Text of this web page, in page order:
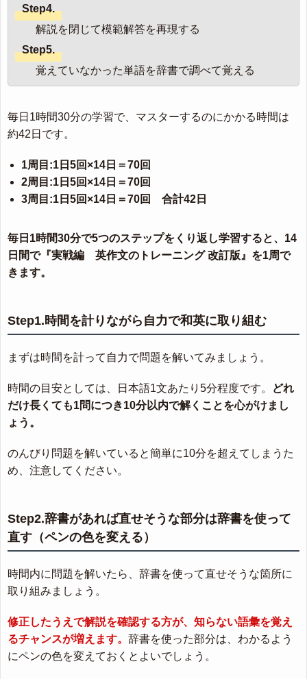
Step4.
解説を閉じて模範解答を再現する
Step5.
覚えていなかった単語を辞書で調べて覚える
毎日1時間30分の学習で、マスターするのにかかる時間は
約42日です。
1周目:1日5回×14日＝70回
2周目:1日5回×14日＝70回
3周目:1日5回×14日＝70回 合計42日
毎日1時間30分で5つのステップをくり返し学習すると、14
日間で『実戦編 英作文のトレーニング 改訂版』を1周で
きます。
Step1.時間を計りながら自力で和英に取り組む
まずは時間を計って自力で問題を解いてみましょう。
時間の目安としては、日本語1文あたり5分程度です。
どれ
だけ長くても1問につき10分以内で解くことを心がけまし
ょう。
のんびり問題を解いていると簡単に10分を超えてしまうた
め、注意してください。
Step2.辞書があれば直せそうな部分は辞書を使って
直す（ペンの色を変える）
時間内に問題を解いたら、辞書を使って直せそうな箇所に
取り組みましょう。
修正したうえで解説を確認する方が、知らない語彙を覚え
るチャンスが増えます。 辞書を使った部分は、わかるよう
にペンの色を変えておくとよいでしょう。